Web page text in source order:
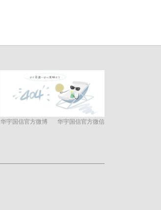
华宇国信官方微信
华宇国信官方微博